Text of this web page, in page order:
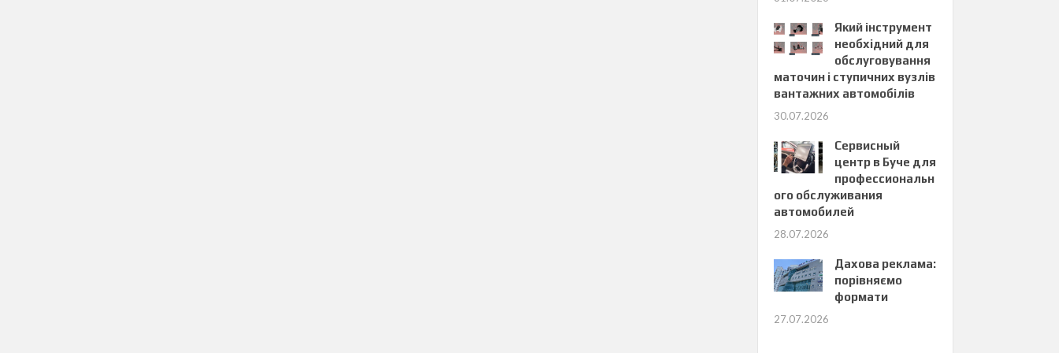
Який інструмент
необхідний для
обслуговування
маточин і ступичних вузлів
вантажних автомобілів
30.07.2026
Сервисный
центр в Буче для
профессиональн
ого обслуживания
автомобилей
28.07.2026
Дахова реклама:
порівняємо
формати
27.07.2026